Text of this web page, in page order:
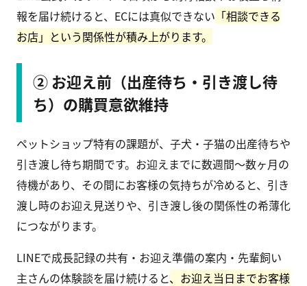
報を届け続けると、ECには真似できない 「相談できる
お店」という関係性が積み上がります。
② お迎え前（出産待ち・引き渡し待
ち）の購買意欲維持
ペットショップ特有の課題が、子犬・子猫の出産待ちや
引き渡し待ち期間です。お迎えまでに数週間〜数ヶ月の
待機があり、その間にお客様の気持ちが冷めると、引き
渡し時のお迎え見送りや、引き渡し後の関係性の希薄化
につながります。
LINEで成長記録の共有・お迎え準備の案内・先輩飼い
主さんの体験談を届け続けると、お迎え当日までお客様